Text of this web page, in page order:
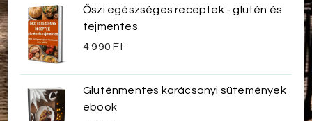
Őszi egészséges receptek - glutén és
tejmentes
4 990Ft
Gluténmentes karácsonyi sütemények
ebook